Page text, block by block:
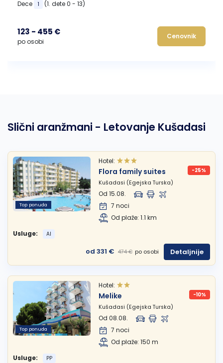
Dece 1 (1. dete 0 - 13)
123 - 455 €
po osobi
Cenovnik
Slični aranžmani - Letovanje Kušadasi
Top ponuda
Hotel:
Flora family suites -25%
Kušadasi (Egejska Turska)
Od 15.08.
7 noci
Od plaže: 1.1 km
Usluge:
AI
od 331 € 474 € po osobi Detaljnije
Top ponuda
Hotel:
Melike -10%
Kušadasi (Egejska Turska)
Od 08.08.
7 noci
Od plaže: 150 m
Usluge:
PP